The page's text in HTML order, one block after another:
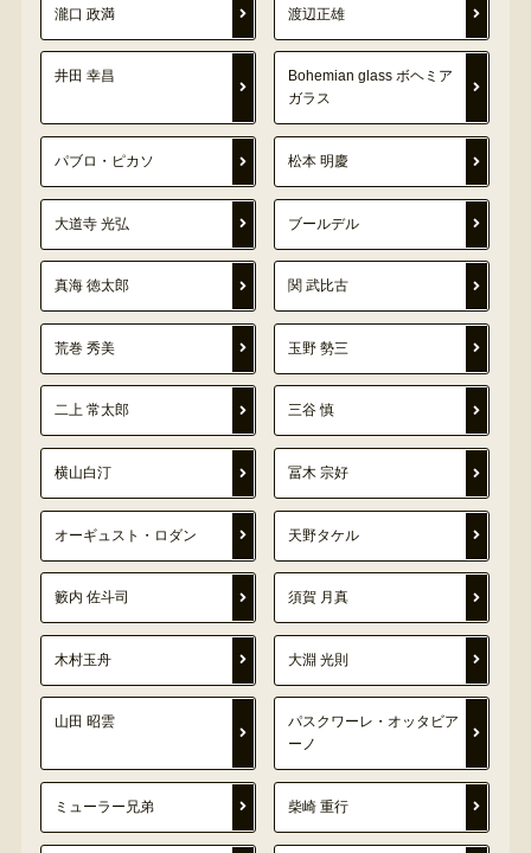
瀧口 政満 渡辺正雄
井田 幸昌
Bohemian glass ボヘミア
ガラス
パブロ・ピカソ 松本 明慶
大道寺 光弘 ブールデル
真海 徳太郎 関 武比古
荒巻 秀美 玉野 勢三
二上 常太郎 三谷 慎
横山白汀 冨木 宗好
オーギュスト・ロダン 天野タケル
籔内 佐斗司 須賀 月真
木村玉舟 大淵 光則
山田 昭雲
パスクワーレ・オッタビア
ーノ
ミューラー兄弟 柴崎 重行